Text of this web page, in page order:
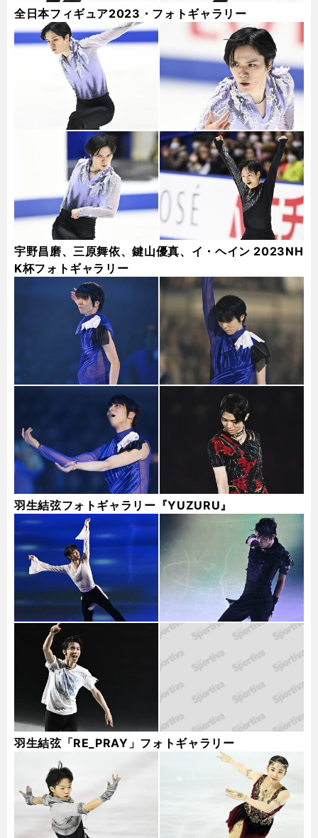
全日本フィギュア2023・フォトギャラリー
宇野昌磨、三原舞依、鍵山優真、イ・ヘイン 2023NH
K杯フォトギャラリー
羽生結弦フォトギャラリー『YUZURU』
羽生結弦「RE_PRAY」フォトギャラリー